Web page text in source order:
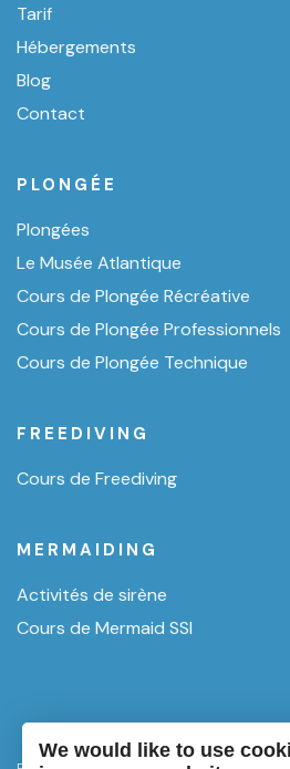
Tarif
Hébergements
Blog
Contact
PLONGÉE
Plongées
Le Musée Atlantique
Cours de Plongée Récréative
Cours de Plongée Professionnels
Cours de Plongée Technique
FREEDIVING
Cours de Freediving
MERMAIDING
Activités de sirène
Cours de Mermaid SSI
We would like to use